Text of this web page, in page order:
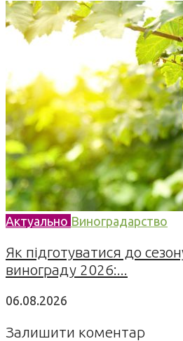
Актуально Виноградарство
Як підготуватися до
винограду 2026:...
06.08.2026
Залишити коментар